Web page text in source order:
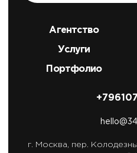
Агентство
Услуги
Портфолио
г. Москва, пер.